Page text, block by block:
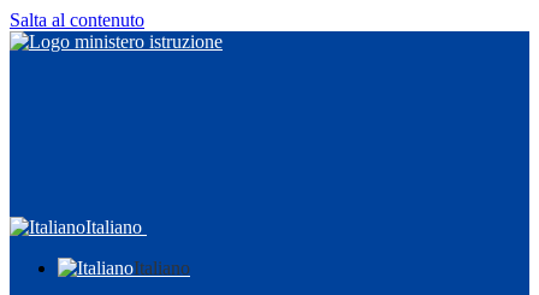
Salta al contenuto
Italiano
Italiano